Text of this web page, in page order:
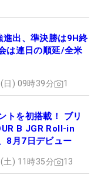
進出、準決勝は9H終
は連日の順延/全米
日) 09時39分 1
トを初搭載！ ブリ
B JGR Roll-in
8月7日デビュー
土) 11時35分 13